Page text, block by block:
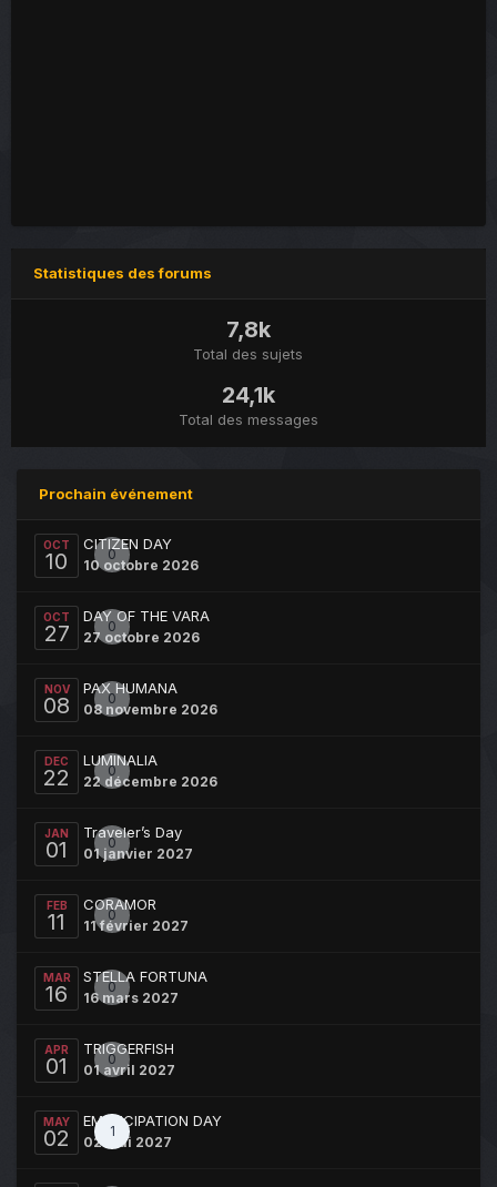
Statistiques des forums
7,8k
Total des sujets
24,1k
Total des messages
Prochain événement
OCT
10 0
CITIZEN DAY
10 octobre 2026
OCT
27 0
DAY OF THE VARA
27 octobre 2026
NOV
08 0
PAX HUMANA
08 novembre 2026
DEC
22 0
LUMINALIA
22 décembre 2026
JAN
01 0
Traveler’s Day
01 janvier 2027
FEB
11 0
CORAMOR
11 février 2027
MAR
16 0
STELLA FORTUNA
16 mars 2027
APR
01 0
TRIGGERFISH
01 avril 2027
MAY
02 1
EMANCIPATION DAY
02 mai 2027